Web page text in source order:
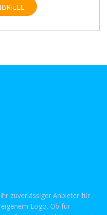
zuverlässiger Anbieter für
Logo. Ob für